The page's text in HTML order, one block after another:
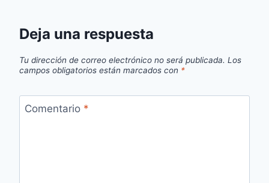
Deja una respuesta
Tu dirección de correo electrónico no será publicada. Los
campos obligatorios están marcados con *
Comentario *